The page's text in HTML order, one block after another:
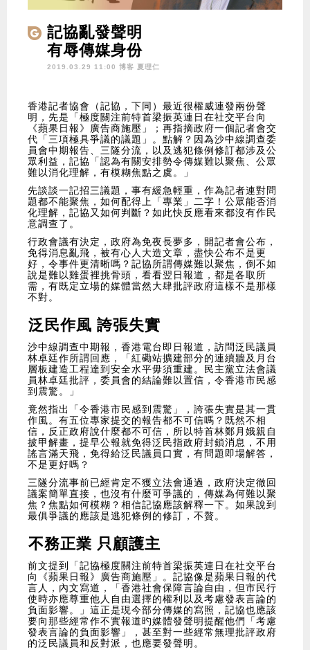
記協亂發聲明
有辱傳媒身份
2019.03.29 11:00 博客 夏理仁
香港記者協會（記協，下同）最近很權威連發兩份聲
明，先是「極度關注前特首梁振英連日在社交平台向
《蘋果日報》廣告商施壓」；再指摘政府一個記者會交
代「三項極具爭議的議題」。點解？因為沙中線調查委
員會中期報告、三隧分流，以及逃犯條例修訂都涉及公
眾利益，記協「認為有關安排勢令傳媒難以聚焦、公眾
難以消化理解，有模糊焦點之虞。」
先談談一記招三議題，事有緩急輕重，作為記者連對問
題都不能聚焦，如何配得上「專業」二字！公眾能否消
化理解，記協又如何判斷？如此快反應看來都沒有作民
意調查了。
行政會議有決定，政府為免夜長夢多，開記者會公布，
免得消息亂飛，被有心人大造文章，盡快公布不是更
好，令事件更清晰嗎？記協所謂傳媒難以聚焦，倒不如
說是難以雞蛋裡挑骨頭，看看翌日報道，都是各取所
需，有既定立場的媒體當然大肆批評政府這樣不是那樣
不對。
泛民作風 誇張失實
沙中線調查中期報，香港電台即日報道，訪問泛民議員
林卓廷作所謂回應，「紅磡站擴建部分的連續牆及月台
層板建造工程達到安全水平毋須重建。民主黨立法會議
員林卓廷批評，委員會的結論難以置信，令香港市民感
到震驚。」
竟然指出「令香港市民感到震驚」，誇張失實是其一貫
作風。有五位專家提交的報告都不可信嗎？既然不相
信，反正政府說什麼都不可信，所以特首林鄭月娥親自
披甲解畫，提早公報就免得泛民指政府封鎖消息，不用
謠言滿天飛，免得給泛民議員口實，有問題即場解答，
不是更好嗎？
三隧分流事前已經肯定不獲立法會通過，政府決定徹回
議案簡單直接，也沒有什麼可爭議的，傳媒為何難以聚
焦？焦點如何模糊？相信記協應該解釋一下。如果說到
最俱爭議的應該是逃犯條例的修訂，不贅。
不務正業 只顧護主
前文提到「記協極度關注前特首梁振英連日在社交平台
向《蘋果日報》廣告商施壓」。記協像是蘋果日報的代
言人，內文寫道，「香港社會保障言論自由，但市民行
使時亦應尊重他人自由選擇的權利以及考慮發表言論的
負面影響。」這正是現今部分傳媒的寫照，記協也應該
要向那些經常作不實報道旳媒體發聲明提醒他們「考慮
發表言論的負面影響」，甚至對一些經常無理批評政府
的泛民議員和反對派，也應要發聲明。